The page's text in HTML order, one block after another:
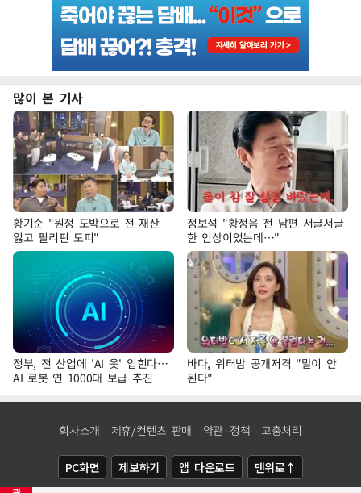
많이 본 기사
황기순 "원정 도박으로 전 재산
잃고 필리핀 도피"
정보석 "황정음 전 남편 서글서글
한 인상이었는데…"
정부, 전 산업에 'AI 옷' 입힌다…
AI 로봇 연 1000대 보급 추진
바다, 워터밤 공개저격 "말이 안
된다"
회사소개 제휴/컨텐츠 판매 약관·정책 고충처리
PC화면 제보하기 앱 다운로드 맨위로↑